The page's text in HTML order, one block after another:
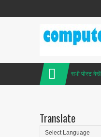
सभी पोस्ट देखें
Translate